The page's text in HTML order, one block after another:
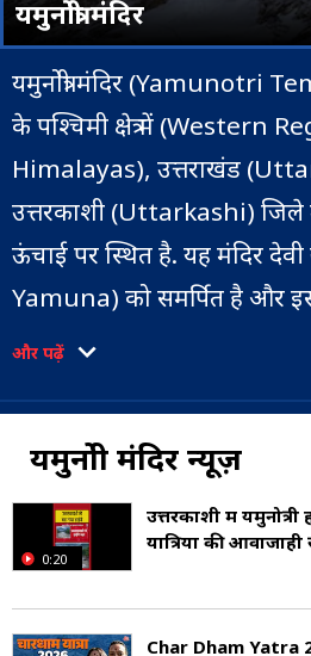
यमुनोत्री मंदिर
यमुनोत्री मंदिर (Yamunotri
के पश्चिमी क्षेत्र में (Western
Himalayas), उत्तराखंड
उत्तरकाशी (Uttarkashi) जिले
ऊंचाई पर स्थित है. यह मंदिर
Yamuna) को समर्पित है और
संगमरमर की मूर्ति (Black
यमुनोत्री मंदिर तक जाने के लिए
(Hanuman Chatti) शहर से
ट्रेकिंग करनी पड़ती है. इसके बाद,
इस रास्ते में घोड़े या पालकी भी
और पढ़ें
यमुनोत्री मंदिर न्यूज़
0:20
उत्तरकाशी में यमुनोत्री
यात्रियों की
Char Dham Yatra